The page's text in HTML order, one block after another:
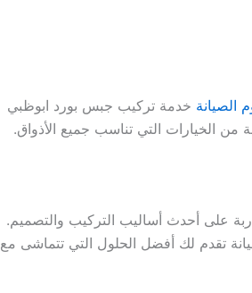
الصيانة خدمة تركيب جبس بورد ابوظبي
من الخيارات التي تناسب جميع الأذواق.
على أحدث أساليب التركيب والتصميم.
تقدم لك أفضل الحلول التي تتماشى مع